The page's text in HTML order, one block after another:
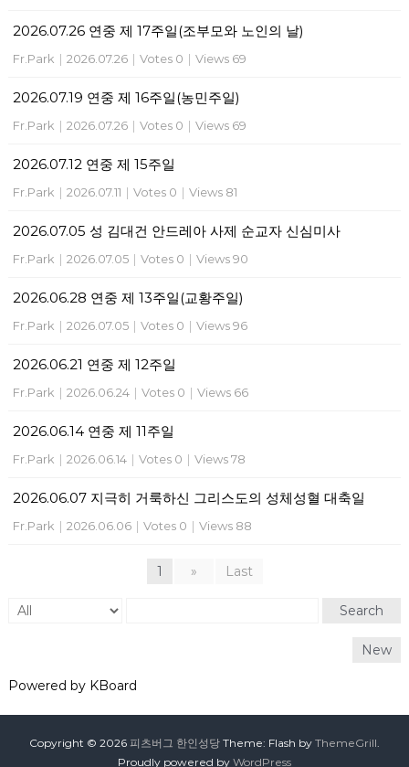
2026.07.26 연중 제 17주일(조부모와 노인의 날)
Fr.Park | 2026.07.26 | Votes 0 | Views 69
2026.07.19 연중 제 16주일(농민주일)
Fr.Park | 2026.07.26 | Votes 0 | Views 69
2026.07.12 연중 제 15주일
Fr.Park | 2026.07.11 | Votes 0 | Views 81
2026.07.05 성 김대건 안드레아 사제 순교자 신심미사
Fr.Park | 2026.07.05 | Votes 0 | Views 90
2026.06.28 연중 제 13주일(교황주일)
Fr.Park | 2026.07.05 | Votes 0 | Views 96
2026.06.21 연중 제 12주일
Fr.Park | 2026.06.24 | Votes 0 | Views 66
2026.06.14 연중 제 11주일
Fr.Park | 2026.06.14 | Votes 0 | Views 78
2026.06.07 지극히 거룩하신 그리스도의 성체성혈 대축일
Fr.Park | 2026.06.06 | Votes 0 | Views 88
1 » Last
Search
New
Powered by KBoard
Copyright © 2026 피츠버그 한인성당 Theme: Flash by ThemeGrill.
Proudly powered by WordPress